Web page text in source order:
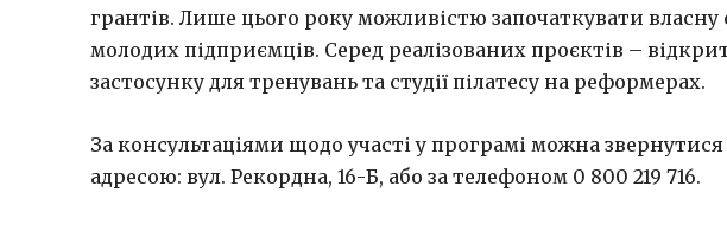
грантів. Лише цього року можливістю започаткувати власну
молодих підприємців. Серед реалізованих проєктів –
застосунку для тренувань та студії пілатесу на реформерах.
За консультаціями щодо участі у програмі можна
адресою: вул. Рекордна, 16-Б, або за телефоном 0 800 219 716.